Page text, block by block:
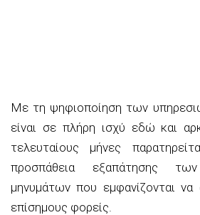
Με τη ψηφιοποίηση των
είναι σε πλήρη ισχύ εδώ και
τελευταίους μήνες
προσπάθεια εξαπάτησης
μηνυμάτων που εμφανίζονται να
επίσημους φορείς.